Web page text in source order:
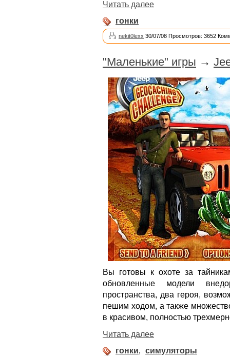
Читать далее
гонки
nekit0lexx 30/07/08 Просмотров: 3652
"Маленькие" игры →
Вы готовы к охоте за
обновленные модели
пространства, два героя,
пешим ходом, а также
в красивом, полностью
Читать далее
гонки, симуляторы